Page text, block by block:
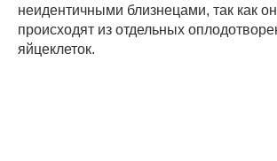
неидентичными близнецами, так как
происходят из отдельных
яйцеклеток.